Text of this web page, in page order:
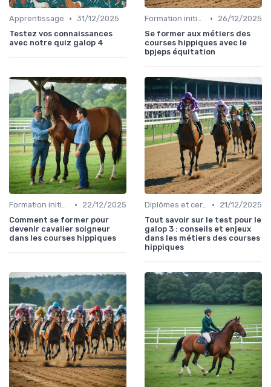
Apprentissage • 31/12/2025
Testez vos connaissances
avec notre quiz galop 4
Formation initiale •
26/12/2025
Se former aux métiers des
courses hippiques avec le
bpjeps équitation
Formation initiale •
22/12/2025
Comment se former pour
devenir cavalier soigneur
dans les courses hippiques
Diplômes et certifications •
21/12/2025
Tout savoir sur le test pour le
galop 3 : conseils et enjeux
dans les métiers des courses
hippiques